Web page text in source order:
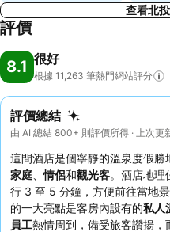
查看北
評價
8.1 很好
根據 11,263 筆熱門網站評分
評價總結
由 AI 總結 800+ 則評價所得 · 上次
這間酒店是個寧靜的溫泉度假
家庭 、情侶和觀光客。酒店地理
行 3 至 5 分鐘，方便前往當地
的一大亮點是客房內設有的私人
員工熱情周到，備受旅客讚揚，